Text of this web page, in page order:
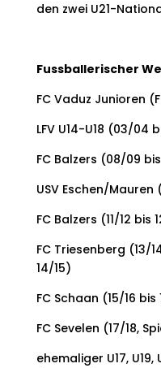
den zwei U21-
Fussballerischer
FC Vaduz Junioren
LFV U14-U18 (03/04
FC Balzers (08/09
USV Eschen/Mauren
FC Balzers (11/12 bis
FC Triesenberg (13/
14/15)
FC Schaan (15/16
FC Sevelen (17/18,
ehemaliger U17,